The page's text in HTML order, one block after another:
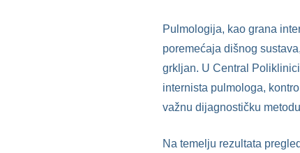
Pulmologija, kao grana
poremećaja dišnog
grkljan. U Central
internista pulmologa,
važnu dijagnostičku
Na temelju rezultata